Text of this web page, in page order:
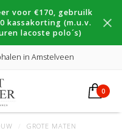
voor €170, gebruilk
kassakorting (m.u.v.
lacoste polo´s)
in Amstelveen
0
GROTE MATEN